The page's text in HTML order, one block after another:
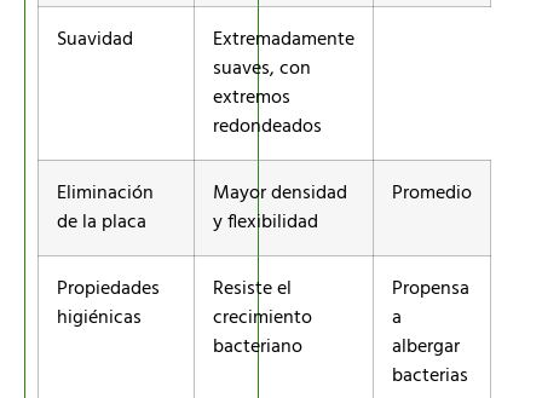
Suavidad
Extremadamente
suaves, con
extremos
redondeados
Eliminación
de la placa
Mayor densidad
y flexibilidad
Promedio
Propiedades
higiénicas
Resiste el
crecimiento
bacteriano
Propensa
a
albergar
bacterias